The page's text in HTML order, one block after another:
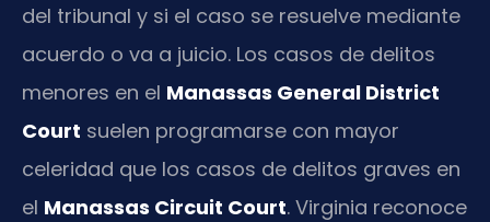
del tribunal y si el caso se resuelve mediante
acuerdo o va a juicio. Los casos de delitos
menores en el Manassas General District
Court suelen programarse con mayor
celeridad que los casos de delitos graves en
el Manassas Circuit Court. Virginia reconoce